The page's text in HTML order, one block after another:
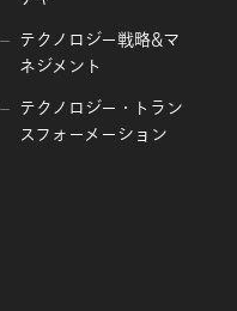
テクノロジー戦略&マ
ネジメント
テクノロジー・トラン
スフォーメーション